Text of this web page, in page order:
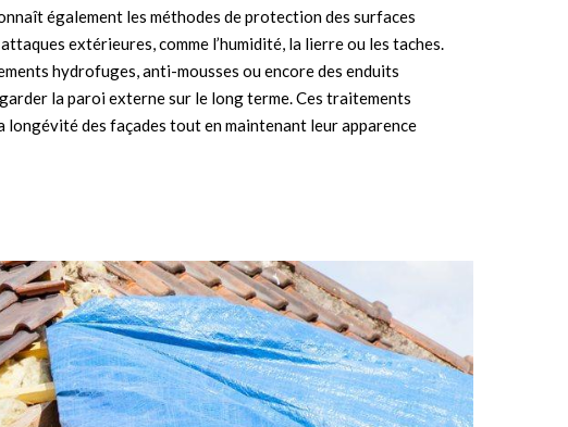
également les méthodes de protection des surfaces
extérieures, comme l’humidité, la lierre ou les taches.
hydrofuges, anti-mousses ou encore des enduits
la paroi externe sur le long terme. Ces traitements
longévité des façades tout en maintenant leur apparence